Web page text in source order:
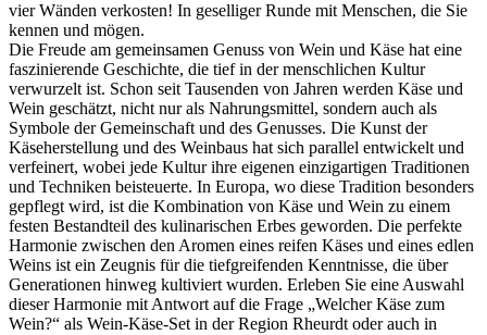
vier Wänden verkosten! In geselliger Runde mit Menschen, die Sie
kennen und mögen.
Die Freude am gemeinsamen Genuss von Wein und Käse hat eine
faszinierende Geschichte, die tief in der menschlichen Kultur
verwurzelt ist. Schon seit Tausenden von Jahren werden Käse und
Wein geschätzt, nicht nur als Nahrungsmittel, sondern auch als
Symbole der Gemeinschaft und des Genusses. Die Kunst der
Käseherstellung und des Weinbaus hat sich parallel entwickelt und
verfeinert, wobei jede Kultur ihre eigenen einzigartigen Traditionen
und Techniken beisteuerte. In Europa, wo diese Tradition besonders
gepflegt wird, ist die Kombination von Käse und Wein zu einem
festen Bestandteil des kulinarischen Erbes geworden. Die perfekte
Harmonie zwischen den Aromen eines reifen Käses und eines edlen
Weins ist ein Zeugnis für die tiefgreifenden Kenntnisse, die über
Generationen hinweg kultiviert wurden. Erleben Sie eine Auswahl
dieser Harmonie mit Antwort auf die Frage „Welcher Käse zum
Wein?“ als Wein-Käse-Set in der Region Rheurdt oder auch in